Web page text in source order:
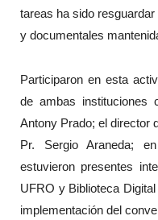
tareas ha sido
y documentales
Participaron en esta
de ambas instituciones
Antony Prado; el director
Pr. Sergio Araneda;
estuvieron presentes
UFRO y Biblioteca
implementación del